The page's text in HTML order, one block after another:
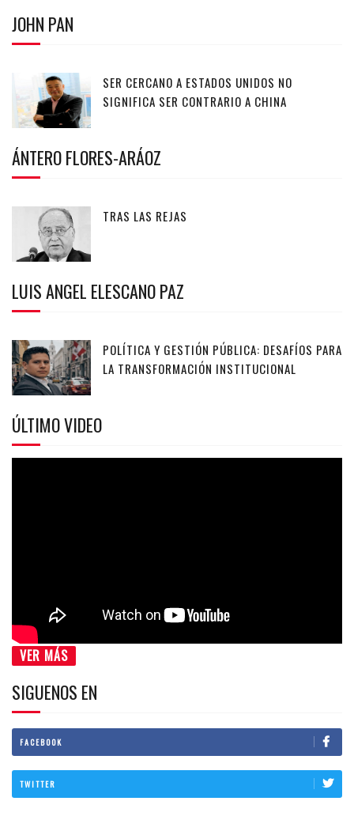
JOHN PAN
SER CERCANO A ESTADOS UNIDOS NO
SIGNIFICA SER CONTRARIO A CHINA
ÁNTERO FLORES-ARÁOZ
TRAS LAS REJAS
LUIS ANGEL ELESCANO PAZ
POLÍTICA Y GESTIÓN PÚBLICA: DESAFÍOS PARA
LA TRANSFORMACIÓN INSTITUCIONAL
ÚLTIMO VIDEO
VER MÁS
SIGUENOS EN
FACEBOOK
TWITTER